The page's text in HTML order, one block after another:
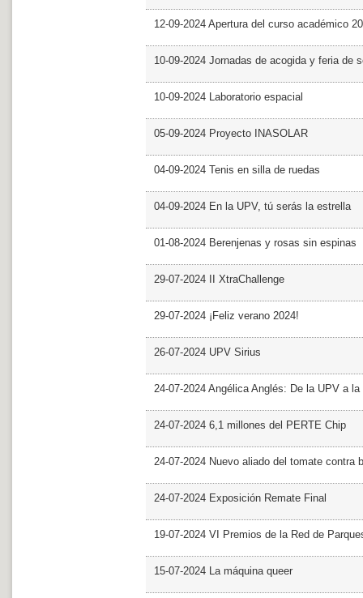
12-09-2024 Apertura del curso académico
10-09-2024 Jornadas de acogida y feria de
10-09-2024 Laboratorio espacial
05-09-2024 Proyecto INASOLAR
04-09-2024 Tenis en silla de ruedas
04-09-2024 En la UPV, tú serás la estrella
01-08-2024 Berenjenas y rosas sin espinas
29-07-2024 II XtraChallenge
29-07-2024 ¡Feliz verano 2024!
26-07-2024 UPV Sirius
24-07-2024 Angélica Anglés: De la UPV a
24-07-2024 6,1 millones del PERTE Chip
24-07-2024 Nuevo aliado del tomate contra
24-07-2024 Exposición Remate Final
19-07-2024 VI Premios de la Red de
15-07-2024 La máquina queer